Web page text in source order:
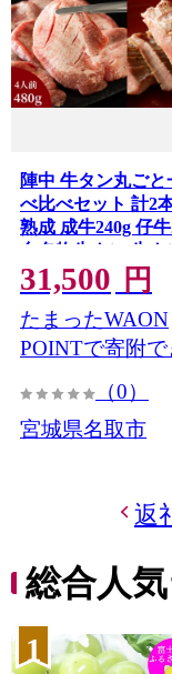
陣中 牛タン丸ごと
べ比べセット 計2
熟成 成牛240g 仔
台名物牛タン 牛タ
り 牛タン仙台 仙台
冷凍 BBQ バーベキ
牛 牛肉 焼肉 [いろ
位を一度に楽しめ
31,500 円
たまったWAON
POINTで寄附で
（0）
宮城県名取市
返
総合人
1